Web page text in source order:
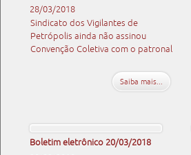
28/03/2018
Sindicato dos Vigilantes de
Petrópolis ainda não assinou
Convenção Coletiva com o patronal
Saiba mais...
Boletim eletrônico 20/03/2018